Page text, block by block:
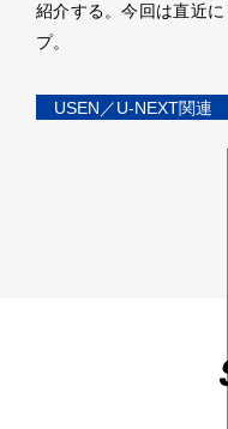
紹介する。今回は直近
プ。
USEN／U-NEXT関連